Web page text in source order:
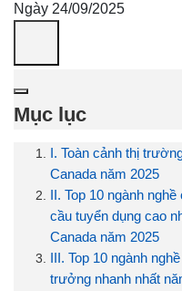
Ngày 24/09/2025
Mục lục
I. Toàn cảnh thị
Canada năm 2025
II. Top 10 ngành nghề
cầu tuyển dụng cao
Canada năm 2025
III. Top 10 ngành
trưởng nhanh nhất